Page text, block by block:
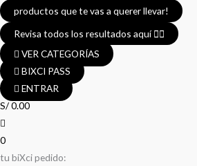
productos que te vas a querer llevar!
Revisa todos los resultados aquí 👈🏼
VER CATEGORÍAS
BIXCI PASS
ENTRAR
S/0.00
0
tu biXci pedido: